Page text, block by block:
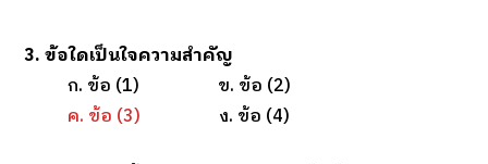
3. ข้อใดเป็นใจความสำคัญ
ก. ข้อ (1) ข. ข้อ (2)
ค. ข้อ (3) ง. ข้อ (4)